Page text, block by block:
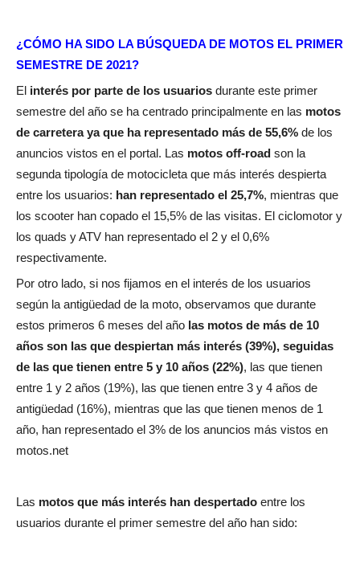
¿CÓMO HA SIDO LA BÚSQUEDA DE MOTOS EL PRIMER
SEMESTRE DE 2021?
El interés por parte de los usuarios durante este primer
semestre del año se ha centrado principalmente en las motos
de carretera ya que ha representado más de 55,6% de los
anuncios vistos en el portal. Las motos off-road son la
segunda tipología de motocicleta que más interés despierta
entre los usuarios: han representado el 25,7%, mientras que
los scooter han copado el 15,5% de las visitas. El ciclomotor y
los quads y ATV han representado el 2 y el 0,6%
respectivamente.
Por otro lado, si nos fijamos en el interés de los usuarios
según la antigüedad de la moto, observamos que durante
estos primeros 6 meses del año las motos de más de 10
años son las que despiertan más interés (39%), seguidas
de las que tienen entre 5 y 10 años (22%), las que tienen
entre 1 y 2 años (19%), las que tienen entre 3 y 4 años de
antigüedad (16%), mientras que las que tienen menos de 1
año, han representado el 3% de los anuncios más vistos en
motos.net
Las motos que más interés han despertado entre los
usuarios durante el primer semestre del año han sido: